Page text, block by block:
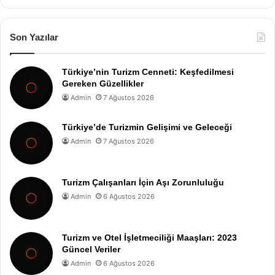
Son Yazılar
Türkiye’nin Turizm Cenneti: Keşfedilmesi
Gereken Güzellikler
Admin 7 Ağustos 2026
Türkiye’de Turizmin Gelişimi ve Geleceği
Admin 7 Ağustos 2026
Turizm Çalışanları İçin Aşı Zorunluluğu
Admin 6 Ağustos 2026
Turizm ve Otel İşletmeciliği Maaşları: 2023
Güncel Veriler
Admin 6 Ağustos 2026